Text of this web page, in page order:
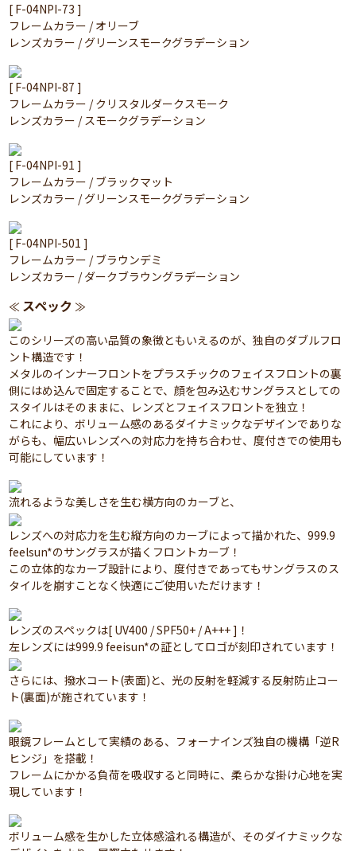
[ F-04NPI-73 ]
フレームカラー / オリーブ
レンズカラー / グリーンスモークグラデーション
[ F-04NPI-87 ]
フレームカラー / クリスタルダークスモーク
レンズカラー / スモークグラデーション
[ F-04NPI-91 ]
フレームカラー / ブラックマット
レンズカラー / グリーンスモークグラデーション
[ F-04NPI-501 ]
フレームカラー / ブラウンデミ
レンズカラー / ダークブラウングラデーション
≪ スペック ≫
このシリーズの高い品質の象徴ともいえるのが、独自のダブルフロ
ント構造です！
メタルのインナーフロントをプラスチックのフェイスフロントの裏
側にはめ込んで固定することで、顔を包み込むサングラスとしての
スタイルはそのままに、レンズとフェイスフロントを独立！
これにより、ボリューム感のあるダイナミックなデザインでありな
がらも、幅広いレンズへの対応力を持ち合わせ、度付きでの使用も
可能にしています！
流れるような美しさを生む横方向のカーブと、
レンズへの対応力を生む縦方向のカーブによって描かれた、999.9
feelsun*のサングラスが描くフロントカーブ！
この立体的なカーブ設計により、度付きであってもサングラスのス
タイルを崩すことなく快適にご使用いただけます！
レンズのスペックは[ UV400 / SPF50+ / A+++ ]！
左レンズには999.9 feeisun*の証としてロゴが刻印されています！
さらには、撥水コート(表面)と、光の反射を軽減する反射防止コー
ト(裏面)が施されています！
眼鏡フレームとして実績のある、フォーナインズ独自の機構「逆R
ヒンジ」を搭載！
フレームにかかる負荷を吸収すると同時に、柔らかな掛け心地を実
現しています！
ボリューム感を生かした立体感溢れる構造が、そのダイナミックな